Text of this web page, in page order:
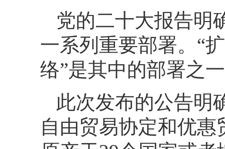
党的二十大报告明
一系列重要部署。“
络”是其中的部署之
此次发布的公告明
自由贸易协定和优惠